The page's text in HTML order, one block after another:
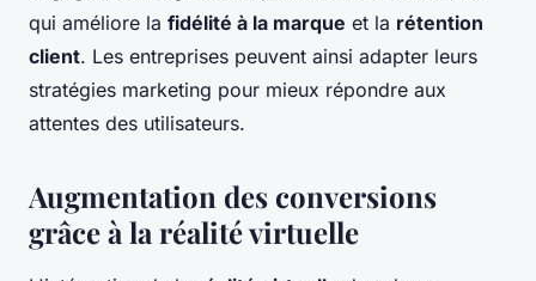
qui améliore la fidélité à la marque et la rétention
client. Les entreprises peuvent ainsi adapter leurs
stratégies marketing pour mieux répondre aux
attentes des utilisateurs.
Augmentation des conversions
grâce à la réalité virtuelle